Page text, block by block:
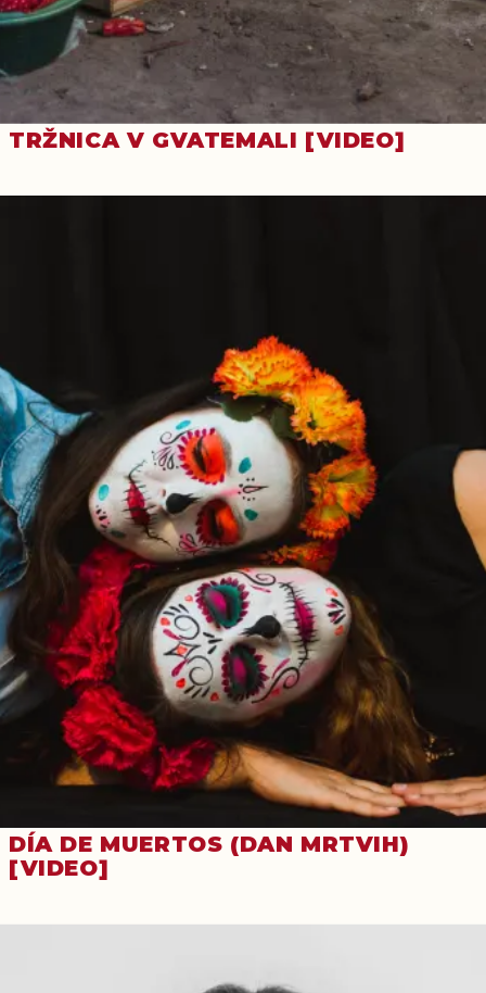
TRŽNICA V GVATEMALI [VIDEO]
DÍA DE MUERTOS (DAN MRTVIH)
[VIDEO]